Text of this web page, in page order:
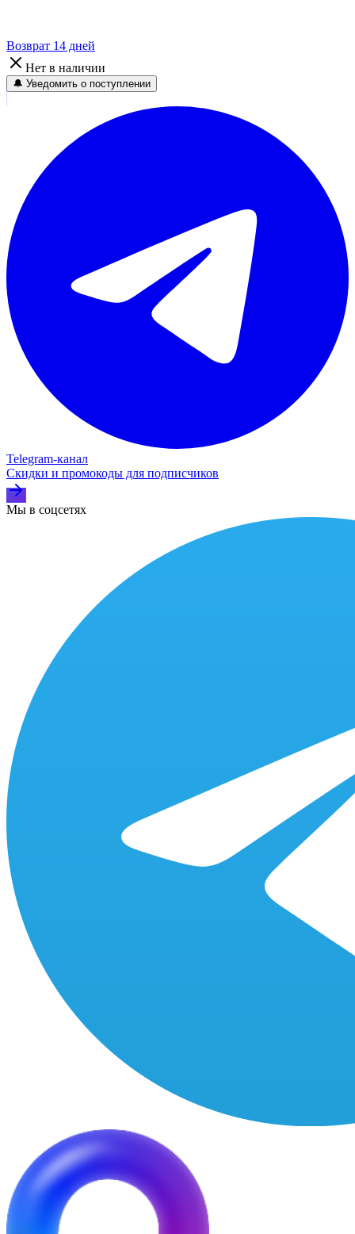
Возврат 14 дней
Нет в наличии
🔔 Уведомить о поступлении
Telegram‑канал
Скидки и промокоды для подписчиков
Мы в соцсетях